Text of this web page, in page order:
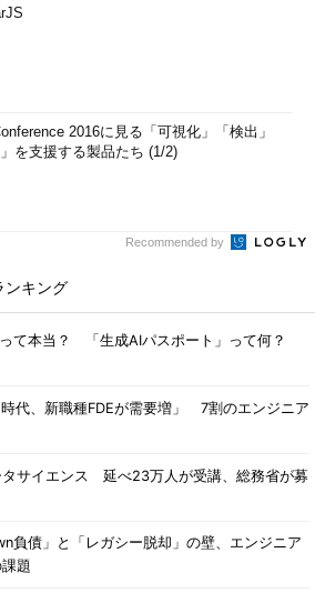
2016に見る「可視化」「検出」
」を支援する製品たち (1/2)
Recommended by
ンキング
って本当？ 「生成AIパスポート」って何？
時代、新職種FDEが需要増」 7割のエンジニア
タサイエンス 延べ23万人が受講、総務省が募
負債」と「レガシー脱却」の壁、エンジニア
題